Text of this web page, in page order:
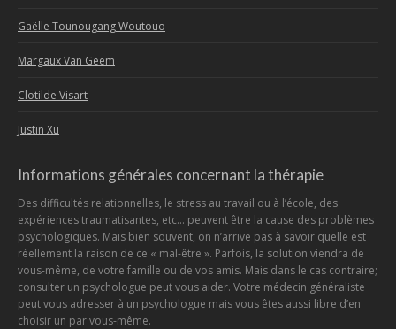
Gaëlle Tounougang Woutouo
Margaux Van Geem
Clotilde Visart
Justin Xu
Informations générales concernant la thérapie
Des difficultés relationnelles, le stress au travail ou à l’école, des
expériences traumatisantes, etc… peuvent être la cause des problèmes
psychologiques. Mais bien souvent, on n’arrive pas à savoir quelle est
réellement la raison de ce « mal-être ». Parfois, la solution viendra de
vous-même, de votre famille ou de vos amis. Mais dans le cas contraire;
consulter un psychologue peut vous aider. Votre médecin généraliste
peut vous adresser à un psychologue mais vous êtes aussi libre d’en
choisir un par vous-même.